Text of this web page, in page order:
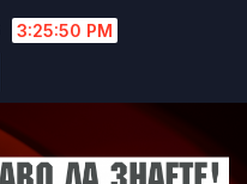
3:25:53 PM